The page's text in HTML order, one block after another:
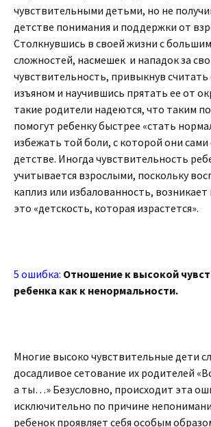
чувствительными детьми, но не
детстве понимания и поддержки от
Столкнувшись в своей жизни с
сложностей, насмешек и нападок за
чувствительность, привыкнув считать
изъяном и научившись прятать ее от
такие родители надеются, что таким
помогут ребенку быстрее «стать
избежать той боли, с которой они сами
детстве. Иногда чувствительность
учитывается взрослыми, поскольку
каплиз или избалованность,
это «детскость, которая израстется».
5 ошибка: Отношение к высокой
ребенка как к ненормальности.
Многие высоко чувствительные дети
досадливое сетование их родителей
а ты…» Безусловно, происходит эта
исключительно по причине
ребенок проявляет себя особым